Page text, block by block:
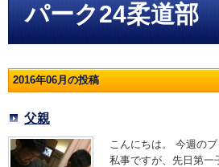
パーク24柔道部
2016年06月の投稿
父親
こんにちは。 今週の
私事ですが、先日第一